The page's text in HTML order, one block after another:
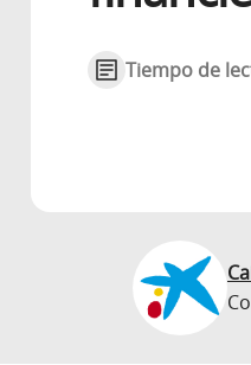
Tiempo de